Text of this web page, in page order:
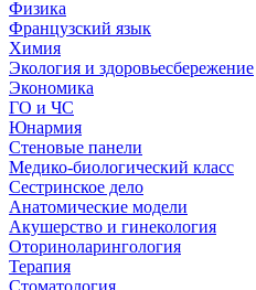
Физика
Французский язык
Химия
Экология и здоровьесбережение
Экономика
ГО и ЧС
Юнармия
Стеновые панели
Медико-биологический класс
Сестринское дело
Анатомические модели
Акушерство и гинекология
Оториноларингология
Терапия
Стоматология